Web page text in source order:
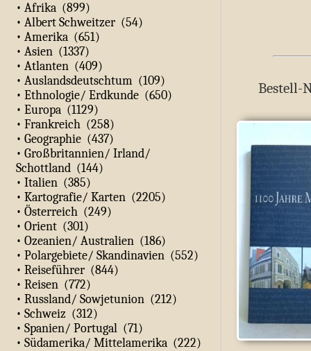
• Afrika (899)
• Albert Schweitzer (54)
• Amerika (651)
• Asien (1337)
• Atlanten (409)
• Auslandsdeutschtum (109)
• Ethnologie/ Erdkunde (650)
• Europa (1129)
• Frankreich (258)
• Geographie (437)
• Großbritannien/ Irland/
Schottland (144)
• Italien (385)
• Kartografie/ Karten (2205)
• Österreich (249)
• Orient (301)
• Ozeanien/ Australien (186)
• Polargebiete/ Skandinavien (552)
• Reiseführer (844)
• Reisen (772)
• Russland/ Sowjetunion (212)
• Schweiz (312)
• Spanien/ Portugal (71)
• Südamerika/ Mittelamerika (222)
Bestell-